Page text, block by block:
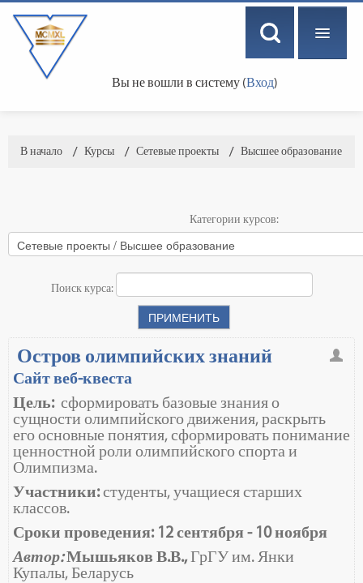
Вы не вошли в систему (Вход)
В начало → Курсы → Сетевые проекты → Высшее образование
Категории курсов:
Поиск курса:
Остров олимпийских знаний
Сайт веб-квеста
Цель: сформировать базовые знания о
сущности олимпийского движения, раскрыть
его основные понятия, сформировать понимание
ценностной роли олимпийского спорта и
Олимпизма.
Участники:студенты, учащиеся старших
классов.
Сроки проведения: 12 сентября - 10 ноября
Автор:Мышьяков В.В.,ГрГУ им. Янки
Купалы, Беларусь